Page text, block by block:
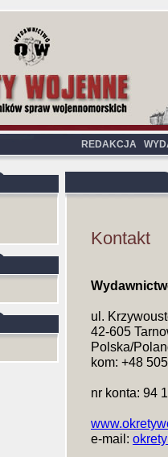
REDAKCJA
Kontakt
ul.
42-605
Polska/
kom: +48 505
nr konta: 94
e-mail: